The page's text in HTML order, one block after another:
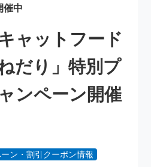
催中
ャットフード
だり」特別プ
ンペーン開催
ン・割引クーポン情報